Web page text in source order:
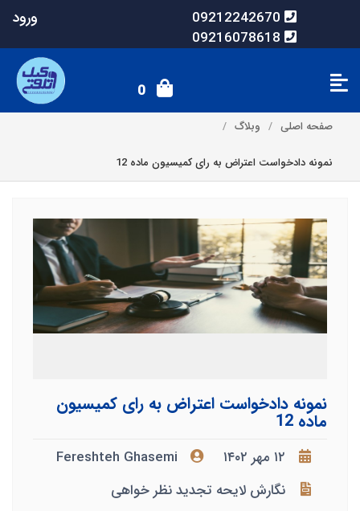
09212242670
09216078618
ورود
0
صفحه اصلی وبلاگ
نمونه دادخواست اعتراض به رای کمیسیون ماده 12
نمونه دادخواست اعتراض به رای کمیسیون
ماده 12
۱۲ مهر ۱۴۰۲
Fereshteh Ghasemi
نگارش لایحه تجدید نظر خواهی